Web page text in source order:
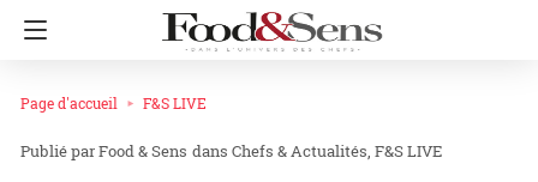
Page d'accueil F&S LIVE
Food & Sens dans Chefs & Actualités F&S LIVE